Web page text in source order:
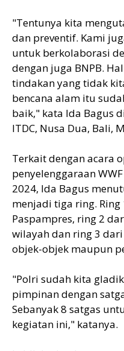
"Tentunya kita
dan preventif. Kami
untuk berkolaborasi
dengan juga BNPB.
tindakan yang tidak
bencana alam itu
baik," kata Ida Bagus
ITDC, Nusa Dua, Bali,
Terkait dengan acara
penyelenggaraan
2024, Ida Bagus
menjadi tiga ring.
Paspampres, ring 2
wilayah dan ring 3
objek-objek maupun
"Polri sudah kita
pimpinan dengan
Sebanyak 8 satgas
kegiatan ini," katanya.